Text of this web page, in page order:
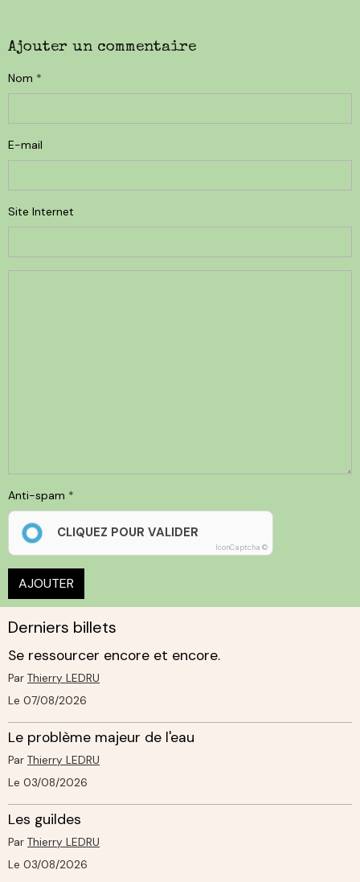
Ajouter un commentaire
Nom
E-mail
Site Internet
Anti-spam
CLIQUEZ POUR VALIDER
IconCaptcha ©
AJOUTER
Derniers billets
Se ressourcer encore et encore.
Par Thierry LEDRU
Le 07/08/2026
Le problème majeur de l'eau
Par Thierry LEDRU
Le 03/08/2026
Les guildes
Par Thierry LEDRU
Le 03/08/2026